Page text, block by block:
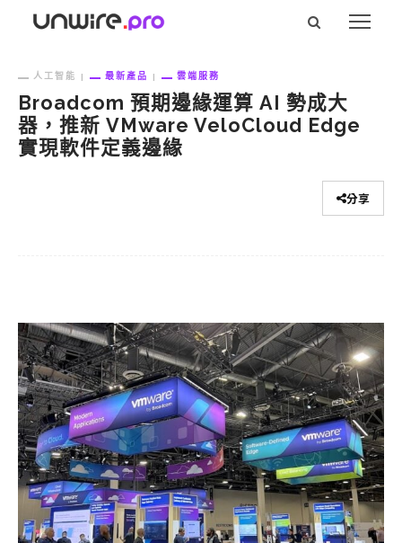
人工智能 最新產品 雲端服務
Broadcom 預期邊緣運算 AI 勢成大
器，推新 VMware VeloCloud Edge
實現軟件定義邊緣
分享